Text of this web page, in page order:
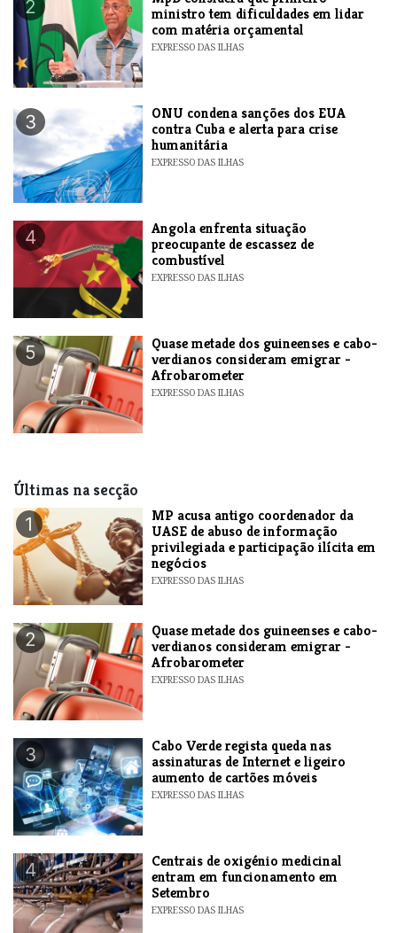
2
ministro tem dificuldades em lidar
com matéria orçamental
EXPRESSO DAS ILHAS
3
ONU condena sanções dos EUA
contra Cuba e alerta para crise
humanitária
EXPRESSO DAS ILHAS
4
Angola enfrenta situação
preocupante de escassez de
combustível
EXPRESSO DAS ILHAS
5
Quase metade dos guineenses e cabo-
verdianos consideram emigrar -
Afrobarometer
EXPRESSO DAS ILHAS
Últimas na secção
1
MP acusa antigo coordenador da
UASE de abuso de informação
privilegiada e participação ilícita em
negócios
EXPRESSO DAS ILHAS
2
Quase metade dos guineenses e cabo-
verdianos consideram emigrar -
Afrobarometer
EXPRESSO DAS ILHAS
3
Cabo Verde regista queda nas
assinaturas de Internet e ligeiro
aumento de cartões móveis
EXPRESSO DAS ILHAS
4
Centrais de oxigénio medicinal
entram em funcionamento em
Setembro
EXPRESSO DAS ILHAS